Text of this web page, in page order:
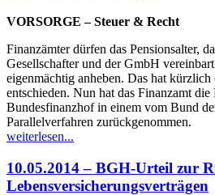
VORSORGE – Steuer & Recht
Finanzämter dürfen das Pensionsalter,
Gesellschafter und der GmbH
eigenmächtig anheben. Das hat
entschieden. Nun hat das Finanzamt
Bundesfinanzhof in einem vom Bund
Parallelverfahren zurückgenommen.
weiterlesen...
10.05.2014 – BGH-Urteil zur
Lebensversicherungsverträgen